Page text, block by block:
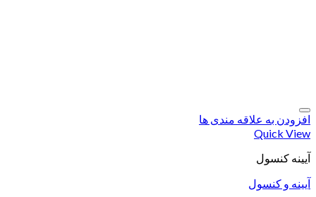
افزودن به علاقه مندی ها
Quick View
آیینه کنسول
آیینه و کنسول